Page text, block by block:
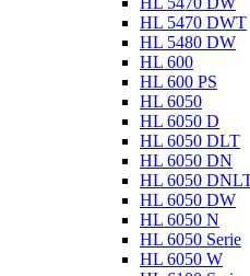
HL 5470 DWT
HL 5480 DW
HL 600
HL 600 PS
HL 6050
HL 6050 D
HL 6050 DLT
HL 6050 DN
HL 6050
HL 6050 DW
HL 6050 N
HL 6050 Serie
HL 6050 W